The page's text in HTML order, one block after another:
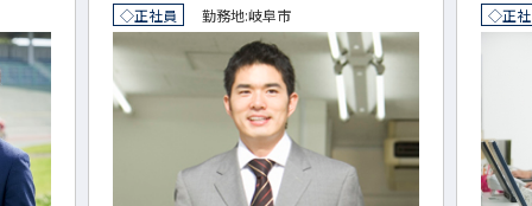
◇正社員
勤務地:岐阜市
◇正